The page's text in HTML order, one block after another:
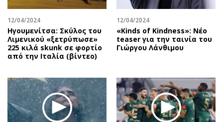
12/04/2024
Ηγουμενίτσα: Σκύλος του
Λιμενικού «ξετρύπωσε»
225 κιλά skunk σε φορτίο
από την Ιταλία (βίντεο)
12/04/2024
«Kinds of Kindness»: Νέο
teaser για την ταινία του
Γιώργου Λάνθιμου